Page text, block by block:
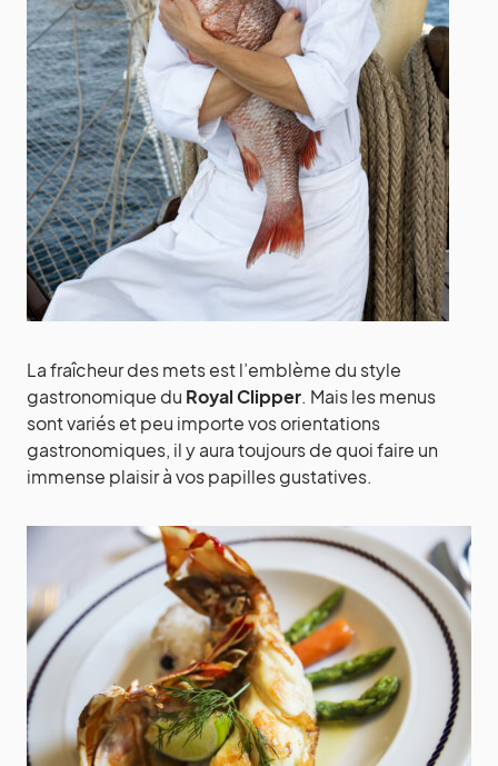
La fraîcheur des mets est l’emblème du style
gastronomique du Royal Clipper. Mais les menus
sont variés et peu importe vos orientations
gastronomiques, il y aura toujours de quoi faire un
immense plaisir à vos papilles gustatives.